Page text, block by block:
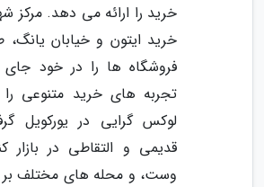
خرید را ارائه می دهد. مرکز
خرید ایتون و خیابان
فروشگاه ها را در خود جای
تجربه های خرید متنوعی را
لوکس گرایی در یورکویل
قدیمی و التقاطی در بازار
وست، و محله های مختلف بر